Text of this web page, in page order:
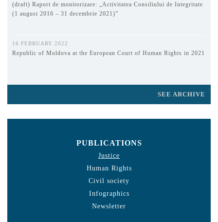
(draft) Raport de monitorizare: „Activitatea Consiliului de Integritate
(1 august 2016 – 31 decembrie 2021)”
16 FEBRUARY 2022
Republic of Moldova at the European Court of Human Rights in 2021
SEE ARCHIVE
PUBLICATIONS
Justice
Human Rights
Civil society
Infographics
Newsletter